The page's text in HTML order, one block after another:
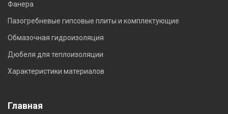
Фанера
Пазогребневые гипсовые плиты и комплектующие
Обмазочная гидроизоляция
Дюбеля для теплоизоляции
Характеристики материалов
Главная